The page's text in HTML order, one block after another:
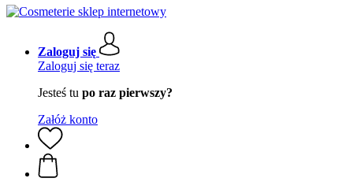
Zaloguj się
Zaloguj się teraz
Jesteś tu po raz pierwszy?
Załóż konto